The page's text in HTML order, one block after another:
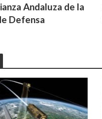
Andaluza de la
Defensa